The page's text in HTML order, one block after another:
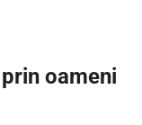
oameni